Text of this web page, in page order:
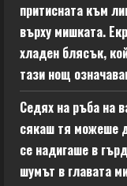
притисната към
върху мишката.
хладен блясък,
тази нощ
Седях на ръба на
сякаш тя можеше
се надигаше в
шумът в главата